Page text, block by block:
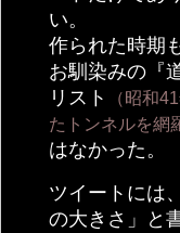
い。
作られた時期
お馴染みの『
リスト
（昭和
たトンネルを網
はなかった。
ツイートには
の大きさ」と